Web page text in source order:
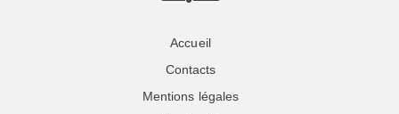
Accueil
Contacts
Mentions légales